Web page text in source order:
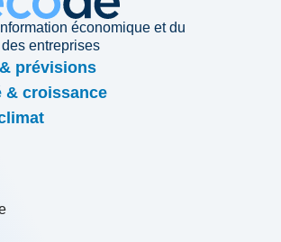
économique et du
entreprises
prévisions
& croissance